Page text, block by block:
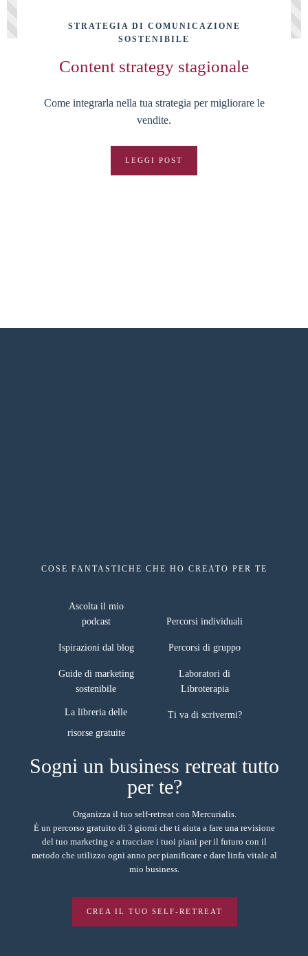
STRATEGIA DI COMUNICAZIONE
SOSTENIBILE
Content strategy stagionale
Come integrarla nella tua strategia per migliorare le
vendite.
LEGGI POST
COSE FANTASTICHE CHE HO CREATO PER TE
Ascolta il mio
podcast
Ispirazioni dal blog
Guide di marketing
sostenibile
La libreria delle
Percorsi individuali
Percorsi di gruppo
Laboratori di
Libroterapia
Ti va di scrivermi?
Sogni un business retreat tutto
per te?
Organizza il tuo self-retreat con Mercurialis.
È un percorso gratuito di 3 giorni che ti aiuta a fare una revisione
del tuo marketing e a tracciare i tuoi piani per il futuro con il
metodo che utilizzo ogni anno per pianificare e dare linfa vitale al
mio business.
CREA IL TUO SELF-RETREAT